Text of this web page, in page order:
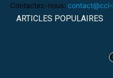
Contactez-nous:
ARTICLES POPULAIRES